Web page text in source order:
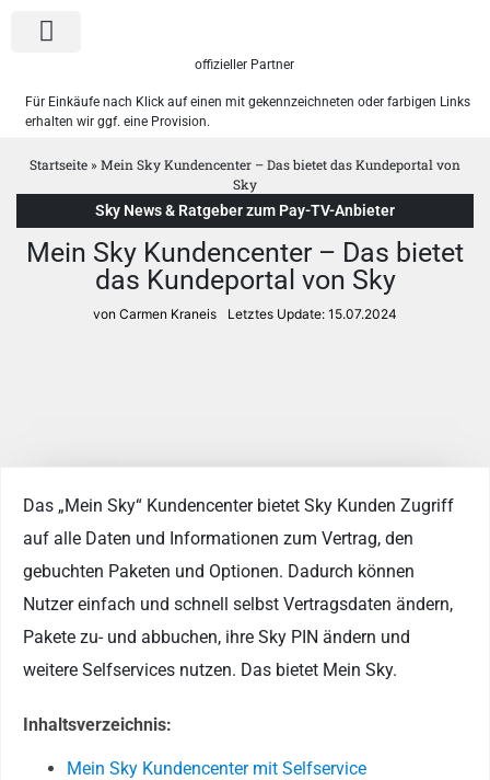
offizieller Partner
Für Einkäufe nach Klick auf einen mit gekennzeichneten oder farbigen Links
erhalten wir ggf. eine Provision.
Startseite» Mein Sky Kundencenter – Das bietet das Kundeportal von
Sky
Sky News & Ratgeber zum Pay-TV-Anbieter
Mein Sky Kundencenter – Das bietet
das Kundeportal von Sky
von Carmen Kraneis Letztes Update: 15.07.2024
Das „Mein Sky“ Kundencenter bietet Sky Kunden Zugriff
auf alle Daten und Informationen zum Vertrag, den
gebuchten Paketen und Optionen. Dadurch können
Nutzer einfach und schnell selbst Vertragsdaten ändern,
Pakete zu- und abbuchen, ihre Sky PIN ändern und
weitere Selfservices nutzen. Das bietet Mein Sky.
Inhaltsverzeichnis:
Mein Sky Kundencenter mit Selfservice